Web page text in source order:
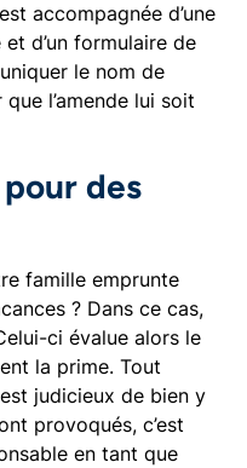
accompagnée d’une
d’un formulaire de
le nom de
l’amende lui soit
des
famille emprunte
? Dans ce cas,
ci évalue alors le
la prime. Tout
judicieux de bien y
provoqués, c’est
en tant que